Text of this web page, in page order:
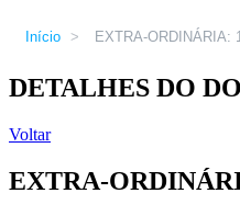
Início > EXTRA-ORDINÁRIA:
DETALHES DO
Voltar
EXTRA-